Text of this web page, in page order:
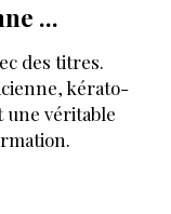
...
des titres.
kérato­
une véritable